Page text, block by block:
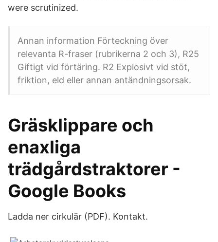
were scrutinized.
Annan information Förteckning över
relevanta R-fraser (rubrikerna 2 och 3), R25
Giftigt vid förtäring. R2 Explosivt vid stöt,
friktion, eld eller annan antändningsorsak.
Gräsklippare och
enaxliga
trädgårdstraktorer -
Google Books
Ladda ner cirkulär (PDF). Kontakt.